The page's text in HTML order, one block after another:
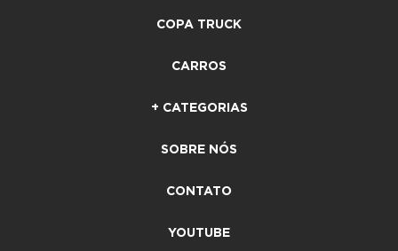
COPA TRUCK
CARROS
+ CATEGORIAS
SOBRE NÓS
CONTATO
YOUTUBE